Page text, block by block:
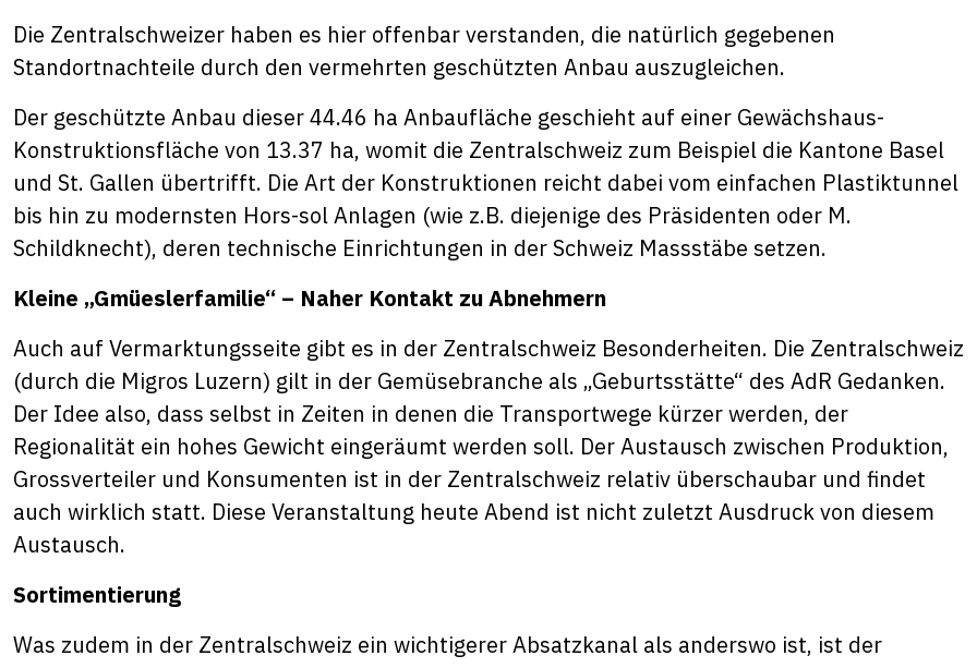
Die Zentralschweizer haben es hier offenbar verstanden, die natürlich gegebenen
Standortnachteile durch den vermehrten geschützten Anbau auszugleichen.
Der geschützte Anbau dieser 44.46 ha Anbaufläche geschieht auf einer Gewächshaus-
Konstruktionsfläche von 13.37 ha, womit die Zentralschweiz zum Beispiel die Kantone Basel
und St. Gallen übertrifft. Die Art der Konstruktionen reicht dabei vom einfachen Plastiktunnel
bis hin zu modernsten Hors-sol Anlagen (wie z.B. diejenige des Präsidenten oder M.
Schildknecht), deren technische Einrichtungen in der Schweiz Massstäbe setzen.
Kleine „Gmüeslerfamilie“ – Naher Kontakt zu Abnehmern
Auch auf Vermarktungsseite gibt es in der Zentralschweiz Besonderheiten. Die Zentralschweiz
(durch die Migros Luzern) gilt in der Gemüsebranche als „Geburtsstätte“ des AdR Gedanken.
Der Idee also, dass selbst in Zeiten in denen die Transportwege kürzer werden, der
Regionalität ein hohes Gewicht eingeräumt werden soll. Der Austausch zwischen Produktion,
Grossverteiler und Konsumenten ist in der Zentralschweiz relativ überschaubar und findet
auch wirklich statt. Diese Veranstaltung heute Abend ist nicht zuletzt Ausdruck von diesem
Austausch.
Sortimentierung
Was zudem in der Zentralschweiz ein wichtigerer Absatzkanal als anderswo ist, ist der